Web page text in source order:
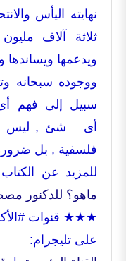
نهايته اليأس
ثلاثة آلاف
ويدعمها ويساندها
ووجوده سبحانه
سبيل إلى فهم
أى شئ , ليس
فلسفية , بل
للمزيد عن
ماهو؟ للدكنور
★★★ قنوات
على تليجرام: